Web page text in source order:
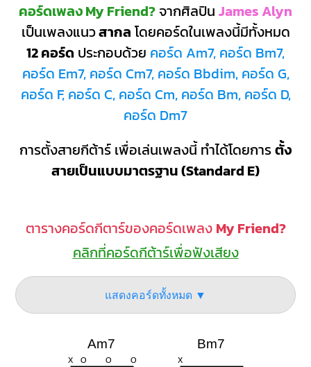
คอร์ดเพลง My Friend? จากศิลปิน James Alyn
เป็นเพลงแนวสากล โดยคอร์ดในเพลงนี้มีทั้งหมด
12 คอร์ด ประกอบด้วย คอร์ด Am7, คอร์ด Bm7,
คอร์ด Em7, คอร์ด Cm7, คอร์ด Bbdim, คอร์ด G,
คอร์ด F, คอร์ด C, คอร์ด Cm, คอร์ด Bm, คอร์ด D,
คอร์ด Dm7
การตั้งสายกีต้าร์ เพื่อเล่นเพลงนี้ ทำได้โดยการตั้ง
สายเป็นแบบมาตรฐาน (Standard E)
ตารางคอร์ดกีตาร์ของคอร์ดเพลง My Friend?
คลิกที่คอร์ดกีต้าร์เพื่อฟังเสียง
แสดงคอร์ดทั้งหมด ▼
Am7
X O O O
Bm7
X